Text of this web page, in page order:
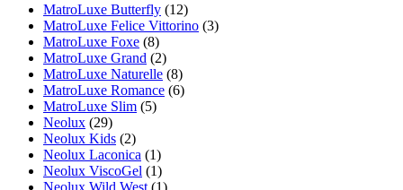
MatroLuxe Butterfly (12)
MatroLuxe Felice Vittorino (3)
MatroLuxe Foxe (8)
MatroLuxe Grand (2)
MatroLuxe Naturelle (8)
MatroLuxe Romance (6)
MatroLuxe Slim (5)
Neolux (29)
Neolux Kids (2)
Neolux Laconica (1)
Neolux ViscoGel (1)
Neolux Wild West (1)